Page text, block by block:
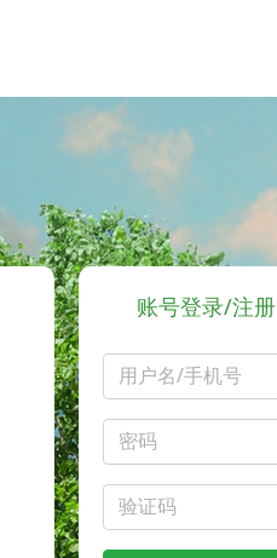
账号登录/注册